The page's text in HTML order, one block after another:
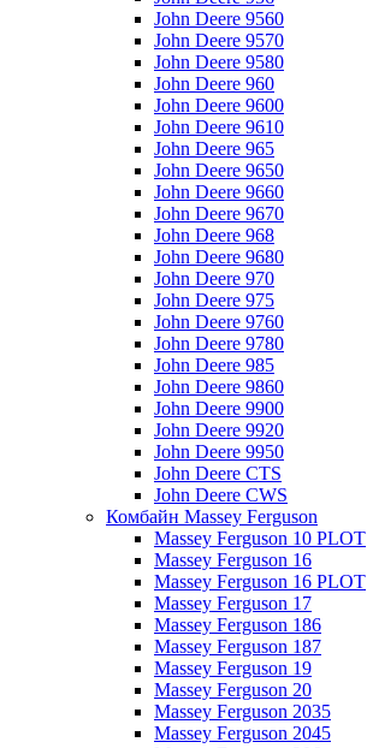
John Deere 9560
John Deere 9570
John Deere 9580
John Deere 960
John Deere 9600
John Deere 9610
John Deere 965
John Deere 9650
John Deere 9660
John Deere 9670
John Deere 968
John Deere 9680
John Deere 970
John Deere 975
John Deere 9760
John Deere 9780
John Deere 985
John Deere 9860
John Deere 9900
John Deere 9920
John Deere 9950
John Deere CTS
John Deere CWS
Комбайн Massey Ferguson
Massey Ferguson 10 PLOT
Massey Ferguson 16
Massey Ferguson 16 PLOT
Massey Ferguson 17
Massey Ferguson 186
Massey Ferguson 187
Massey Ferguson 19
Massey Ferguson 20
Massey Ferguson 2035
Massey Ferguson 2045